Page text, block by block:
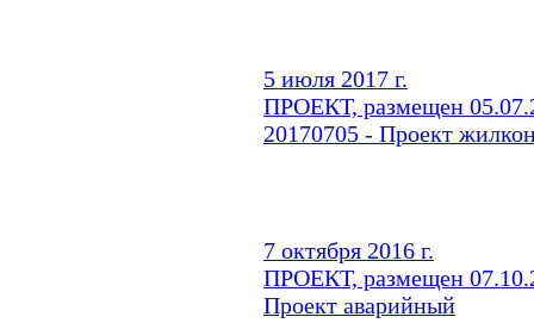
5 июля 2017 г.
ПРОЕКТ, размещен
20170705 - Проект
7 октября 2016 г.
ПРОЕКТ, размещен
Проект аварийный